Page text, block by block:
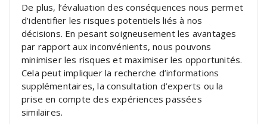
De plus, l’évaluation des conséquences nous permet
d’identifier les risques potentiels liés à nos
décisions. En pesant soigneusement les avantages
par rapport aux inconvénients, nous pouvons
minimiser les risques et maximiser les opportunités.
Cela peut impliquer la recherche d’informations
supplémentaires, la consultation d’experts ou la
prise en compte des expériences passées
similaires.